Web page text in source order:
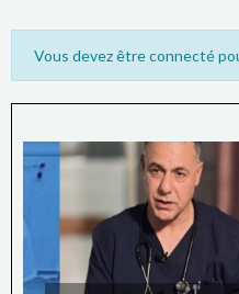
Vous devez être connecté